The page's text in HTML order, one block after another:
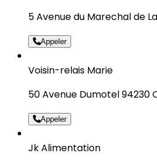
5 Avenue du Marechal de
Appeler
Voisin-relais Marie
50 Avenue Dumotel 94230
Appeler
Jk Alimentation